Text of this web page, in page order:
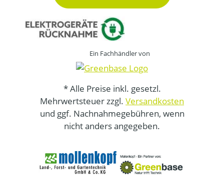
Ein Fachhändler von
* Alle Preise inkl. gesetzl.
Mehrwertsteuer zzgl. Versandkosten
und ggf. Nachnahmegebühren, wenn
nicht anders angegeben.